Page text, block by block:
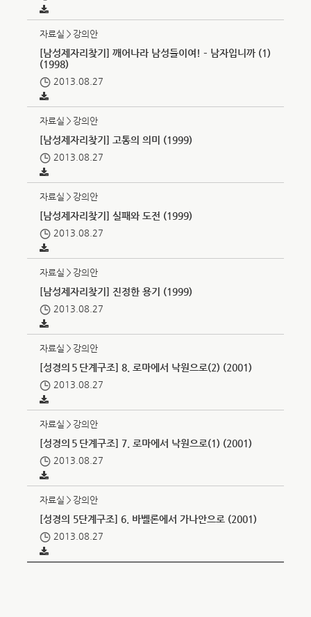
자료실＞강의안
[남성제자리찾기] 깨어나라 남성들이여! – 남자입니까 (1)
(1998)
2013.08.27
자료실＞강의안
[남성제자리찾기] 고통의 의미 (1999)
2013.08.27
자료실＞강의안
[남성제자리찾기] 실패와 도전 (1999)
2013.08.27
자료실＞강의안
[남성제자리찾기] 진정한 용기 (1999)
2013.08.27
자료실＞강의안
[성경의５단계구조] 8. 로마에서 낙원으로(2) (2001)
2013.08.27
자료실＞강의안
[성경의５단계구조] 7. 로마에서 낙원으로(1) (2001)
2013.08.27
자료실＞강의안
[성경의 5단계구조] 6. 바벨론에서 가나안으로 (2001)
2013.08.27